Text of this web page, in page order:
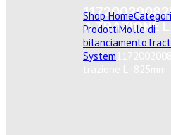
A TRAZIONE
Shop Home
ProdottiMolle di
bilanciamento
System